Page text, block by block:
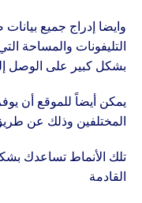
وايضا إدراج جميع
التليفونات والمساحة
بشكل كبير على الوصل
يمكن أيضاً للموقع أن
المختلفين وذلك عن
تلك الأنماط تساعدك
القادمة